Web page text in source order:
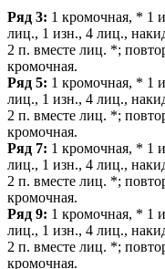
Ряд 3: 1 кромочная, * 1
лиц., 1 изн., 4 лиц.,
2 п. вместе лиц. *;
кромочная.
Ряд 5: 1 кромочная, * 1
лиц., 1 изн., 4 лиц.,
2 п. вместе лиц. *;
кромочная.
Ряд 7: 1 кромочная, * 1
лиц., 1 изн., 4 лиц.,
2 п. вместе лиц. *;
кромочная.
Ряд 9: 1 кромочная, * 1
лиц., 1 изн., 4 лиц.,
2 п. вместе лиц. *;
кромочная.